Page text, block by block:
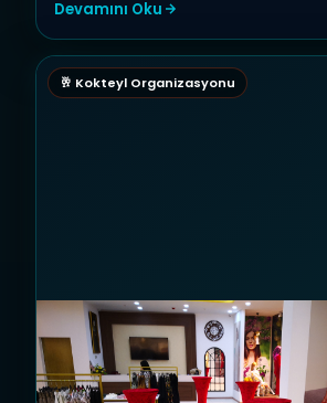
Devamını Oku
🥂 Kokteyl Organizasyonu